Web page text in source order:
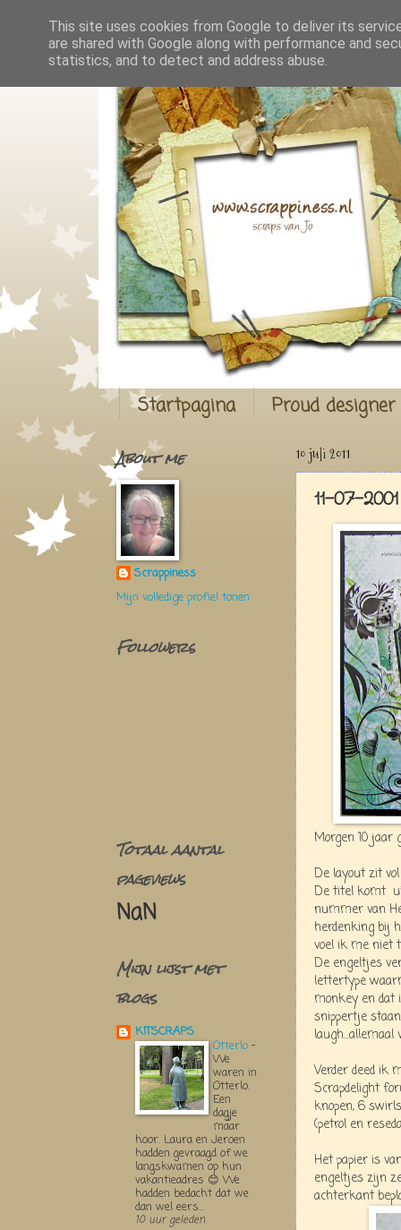
Startpagina Proud
10 juli 2011
11-07-
Morgen 10 jaar
De layout zit
De titel komt
nummer van
herdenking bij
voel ik me niet
De engeltjes
lettertype
monkey en dat
snippertje
laugh...allemaal
Verder deed ik
Scrapdelight
knopen, 6
(petrol en
Het papier is
engeltjes zijn
achterkant
About me
Scrappiness
Mijn volledige profiel tonen
Followers
Totaal aantal
pageviews
NaN
Mijn lijst met
blogs
KITSCRAPS
Otterlo -
We
waren in
Otterlo.
Een
dagje
maar
hoor. Laura en Jeroen
hadden gevraagd of we
langskwamen op hun
vakantieadres 😊 We
hadden bedacht dat we
dan wel eers...
10 uur geleden
This site uses cookies from Google to deliver its
are shared with Google along with performance and
statistics, and to detect and address abuse.